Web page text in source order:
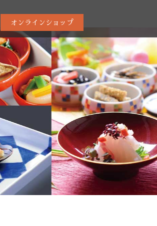
オンラインショップ